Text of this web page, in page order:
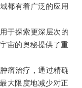
都有着广泛的应用
于探索更深层次的
宙的奥秘提供了重
瘤治疗，通过精确
大限度地减少对正